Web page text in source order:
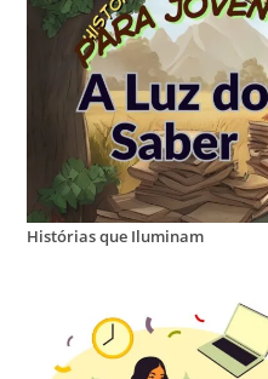
Histórias que Iluminam